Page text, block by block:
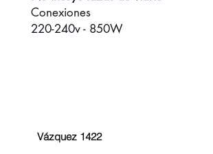
Conexiones
220-240v - 850W
Vázquez 1422